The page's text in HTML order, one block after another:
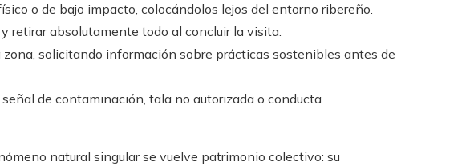
o de bajo impacto, colocándolos lejos del entorno ribereño.
retirar absolutamente todo al concluir la visita.
zona, solicitando información sobre prácticas sostenibles antes de
de contaminación, tala no autorizada o conducta
natural singular se vuelve patrimonio colectivo: su